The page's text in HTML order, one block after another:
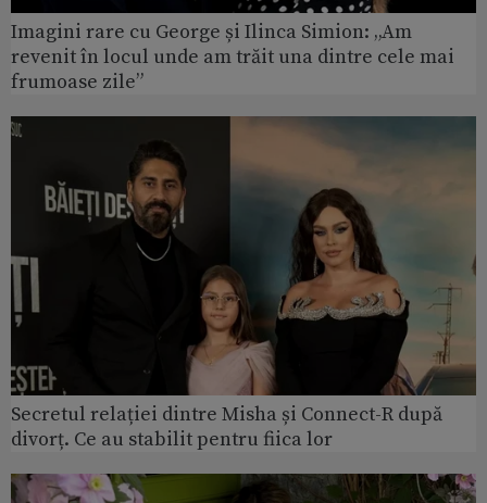
Imagini rare cu George și Ilinca Simion: „Am
revenit în locul unde am trăit una dintre cele mai
frumoase zile”
Secretul relației dintre Misha și Connect-R după
divorț. Ce au stabilit pentru fiica lor